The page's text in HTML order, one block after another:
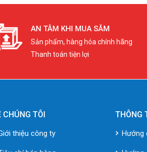
AN TÂM KHI MUA SẮM
Sản phẩm, hàng hóa chính hãng
Thanh toán tiện lợi
CHÚNG TÔI
thiệu công ty
THÔNG
Hướng